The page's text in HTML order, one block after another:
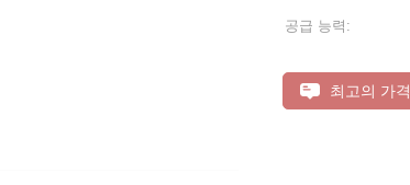
공급 능력:
최고의 가격